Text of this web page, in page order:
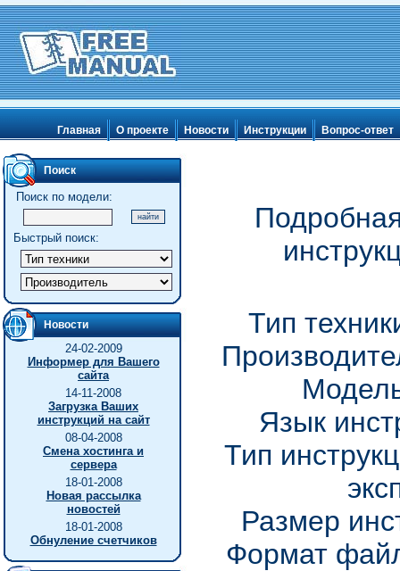
Главная О проекте Новости Инструкции Вопрос-ответ
Поиск
Поиск по модели:
Быстрый поиск:
Новости
24-02-2009
Информер для Вашего
сайта
14-11-2008
Загрузка Ваших
инструкций на сайт
08-04-2008
Смена хостинга и
сервера
18-01-2008
Новая рассылка
новостей
18-01-2008
Обнуление счетчиков
Тип
Язык
Тип
Размер
Формат